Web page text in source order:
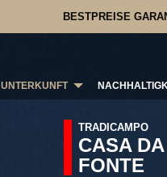
BESTPREISE
UNTERKUNFT
TRADICAMPO
CASA DA
FONTE